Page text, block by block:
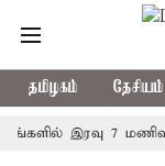
தமிழகம் தேசியம்
இரவு 7 மணிவரை